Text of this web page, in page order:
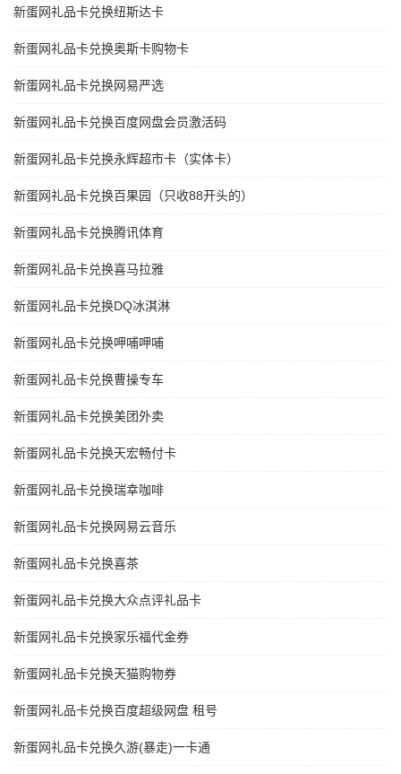
新蛋网礼品卡兑换纽斯达卡
新蛋网礼品卡兑换奥斯卡购物卡
新蛋网礼品卡兑换网易严选
新蛋网礼品卡兑换百度网盘会员激活码
新蛋网礼品卡兑换永辉超市卡（实体卡）
新蛋网礼品卡兑换百果园（只收88开头的）
新蛋网礼品卡兑换腾讯体育
新蛋网礼品卡兑换喜马拉雅
新蛋网礼品卡兑换DQ冰淇淋
新蛋网礼品卡兑换呷哺呷哺
新蛋网礼品卡兑换曹操专车
新蛋网礼品卡兑换美团外卖
新蛋网礼品卡兑换天宏畅付卡
新蛋网礼品卡兑换瑞幸咖啡
新蛋网礼品卡兑换网易云音乐
新蛋网礼品卡兑换喜茶
新蛋网礼品卡兑换大众点评礼品卡
新蛋网礼品卡兑换家乐福代金券
新蛋网礼品卡兑换天猫购物券
新蛋网礼品卡兑换百度超级网盘 租号
新蛋网礼品卡兑换久游(暴走)一卡通